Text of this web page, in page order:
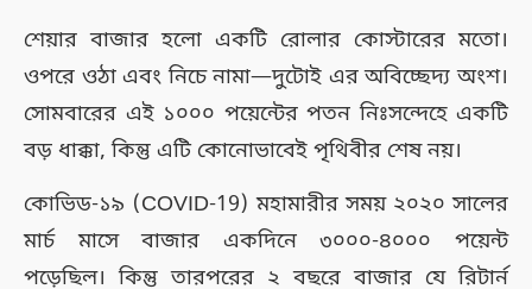
শেয়ার বাজার হলো একটি রোলার কোস্টারের মতো।
ওপরে ওঠা এবং নিচে নামা—দুটোই এর অবিচ্ছেদ্য অংশ।
সোমবারের এই ১০০০ পয়েন্টের পতন নিঃসন্দেহে একটি
বড় ধাক্কা, কিন্তু এটি কোনোভাবেই পৃথিবীর শেষ নয়।
কোভিড-১৯ (COVID-19) মহামারীর সময় ২০২০ সালের
মার্চ মাসে বাজার একদিনে ৩০০০-৪০০০ পয়েন্ট
পড়েছিল। কিন্তু তারপরের ২ বছরে বাজার যে রিটার্ন